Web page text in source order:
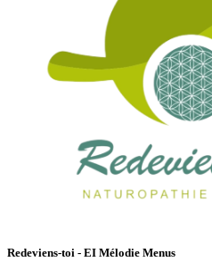
Redeviens-toi - EI Mélodie Menus